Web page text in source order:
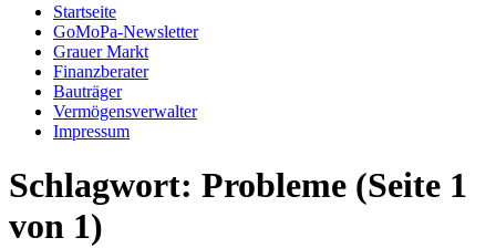
Startseite
GoMoPa-Newsletter
Grauer Markt
Finanzberater
Bauträger
Vermögensverwalter
Impressum
Schlagwort: Probleme (Seite 1
von 1)